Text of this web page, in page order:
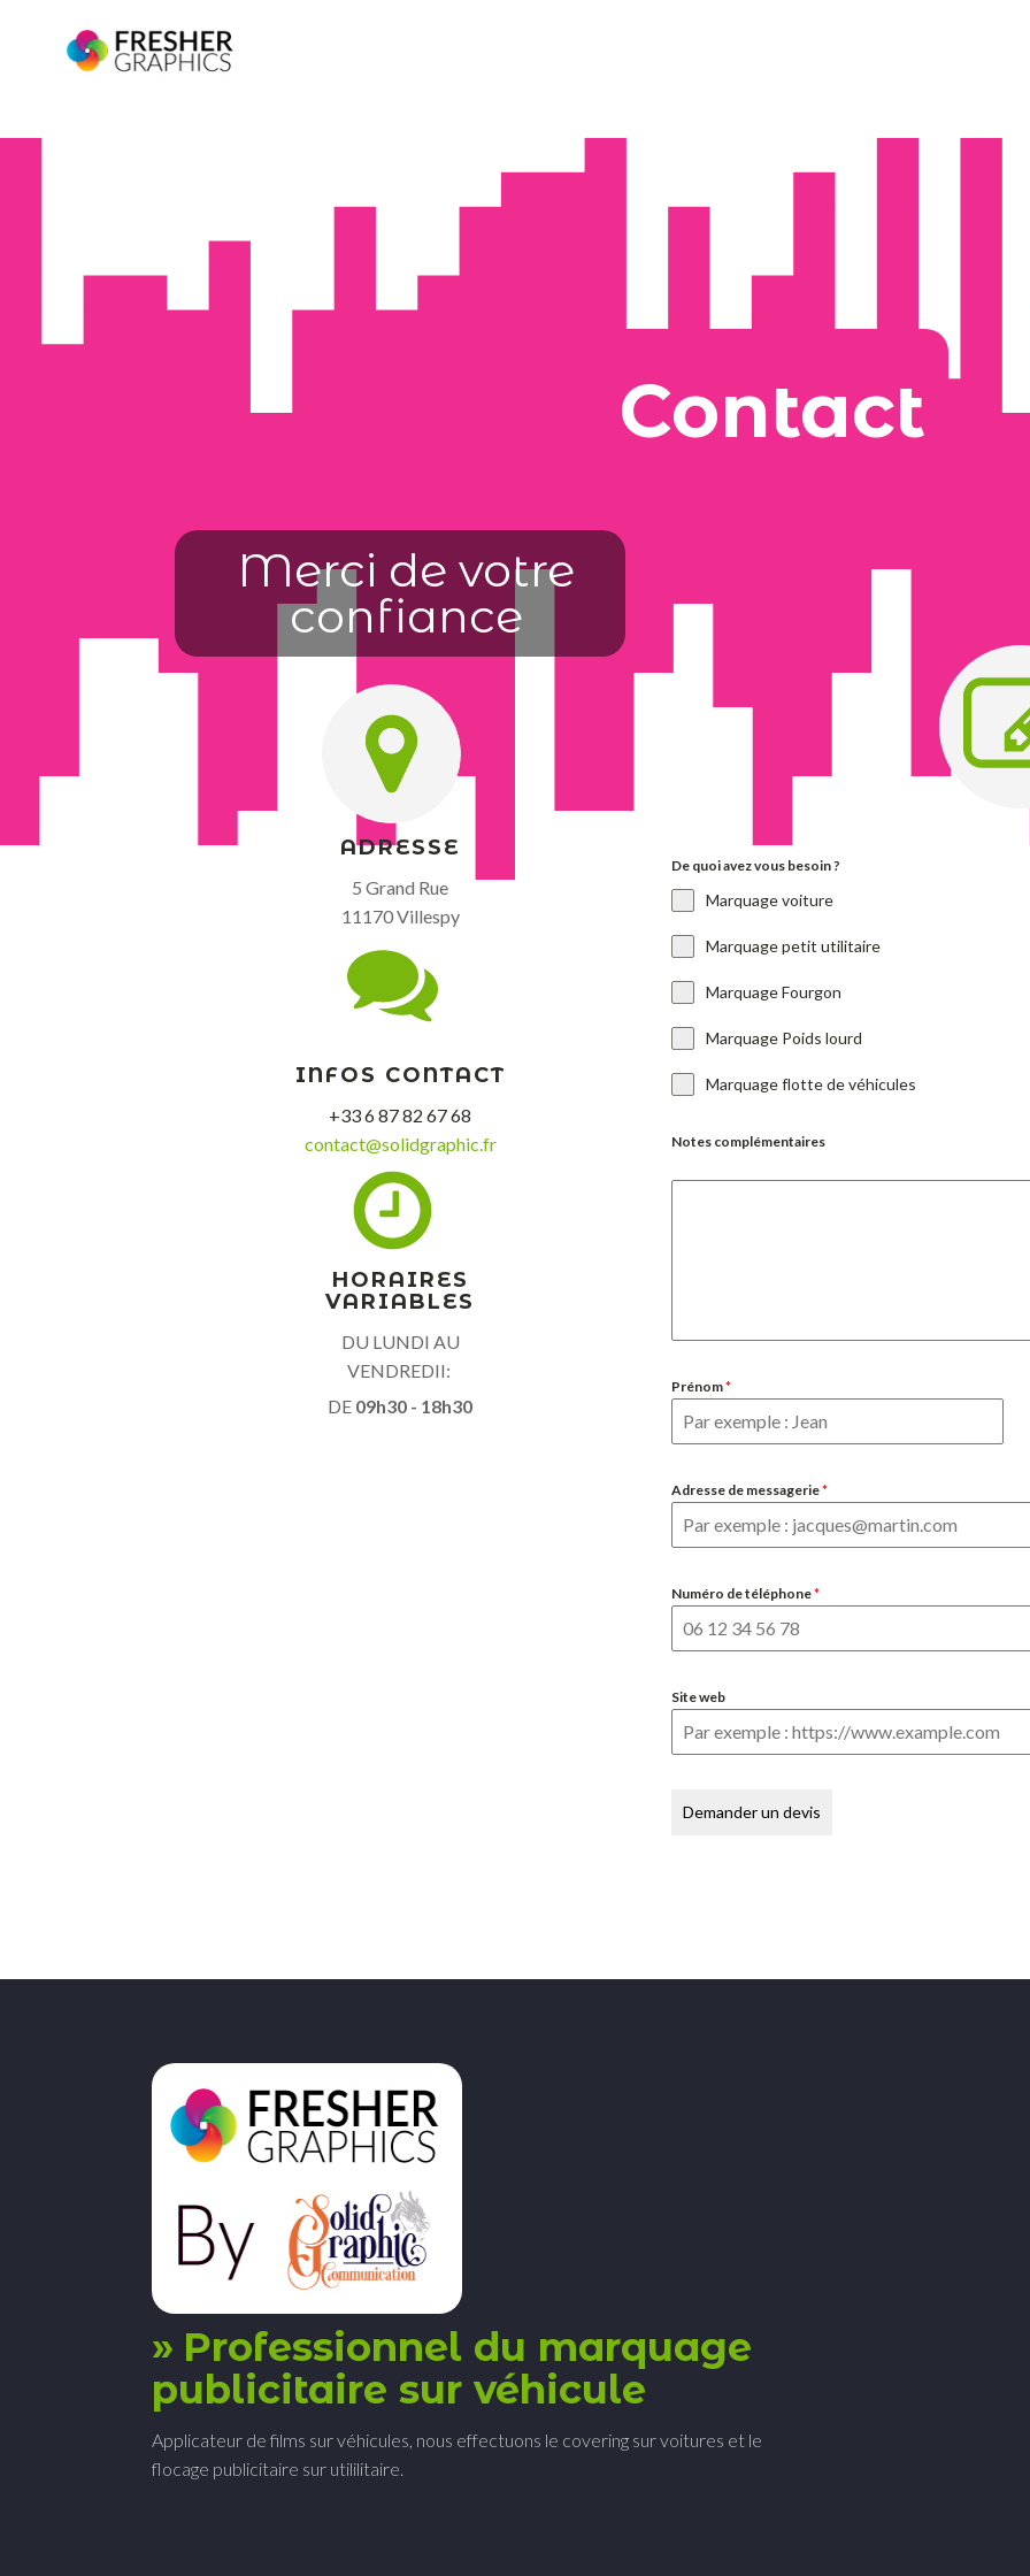
Contact
Merci de votre
confiance
ADRESSE
5 Grand Rue
11170 Villespy
INFOS CONTACT
+33 6 87 82 67 68
contact@solidgraphic.fr
HORAIRES
VARIABLES
DU LUNDI AU
VENDREDII:
DE 09h30 - 18h30
De quoi avez vous besoin ?
Marquage voiture
Marquage petit utilitaire
Marquage Fourgon
Marquage Poids lourd
Marquage flotte de véhicules
Notes complémentaires
Prénom*
Adresse de messagerie*
Numéro de téléphone*
Site web
Demander un devis
Professionnel du marquage
publicitaire sur véhicule
Applicateur de films sur véhicules, nous effectuons le covering sur voitures et le
flocage publicitaire sur utililitaire.